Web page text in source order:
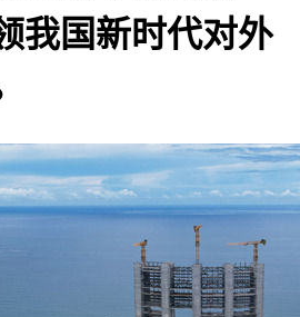
我国新时代对外